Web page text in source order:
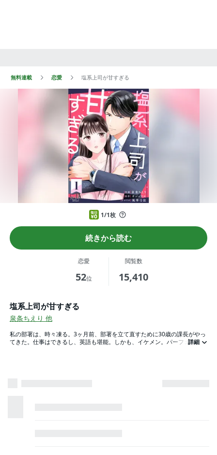
無料連載 恋愛 塩系上司が甘すぎる
1/1枚
続きから読む
恋愛 閲覧数
52位 15,410
塩系上司が甘すぎる
泉条ちえり 他
私の部署は、時々凍る。3ヶ月前、部署を立て直すために30歳の課長がやっ
てきた。仕事はできるし、英語も堪能。しかも、イケメン。パーフェクトな
詳細